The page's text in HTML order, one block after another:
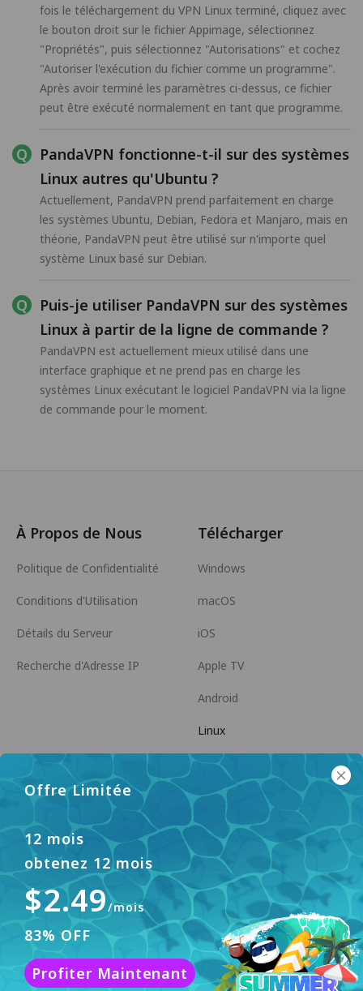
fois le téléchargement du VPN Linux terminé, cliquez avec
le bouton droit sur le fichier Appimage, sélectionnez
"Propriétés", puis sélectionnez "Autorisations" et cochez
"Autoriser l'exécution du fichier comme un programme".
Après avoir terminé les paramètres ci-dessus, ce fichier
peut être exécuté normalement en tant que programme.
PandaVPN fonctionne-t-il sur des systèmes
Linux autres qu'Ubuntu ?
Actuellement, PandaVPN prend parfaitement en charge
les systèmes Ubuntu, Debian, Fedora et Manjaro, mais en
théorie, PandaVPN peut être utilisé sur n'importe quel
système Linux basé sur Debian.
Puis-je utiliser PandaVPN sur des systèmes
Linux à partir de la ligne de commande ?
PandaVPN est actuellement mieux utilisé dans une
interface graphique et ne prend pas en charge les
systèmes Linux exécutant le logiciel PandaVPN via la ligne
de commande pour le moment.
Offre Limitée
12 mois
obtenez 12 mois
$2.49/mois
83% OFF
Profiter Maintenant
À Propos de Nous
Politique de Confidentialité
Conditions d'Utilisation
Détails du Serveur
Recherche d'Adresse IP
Télécharger
Windows
macOS
iOS
Apple TV
Android
Linux
Android TV
Centre d'Aide
panda7x24@gmail.com
FAQ
Coopération
Devenir Affilié
Méthode de Paiement
Ce site web utilise des cookies pour améliorer
l'expérience utilisateur. Pour en savoir plus, veuillez
Accepter